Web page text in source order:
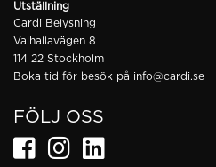
Utställning
Cardi Belysning
Valhallavägen 8
114 22 Stockholm
Boka tid för besök på info@cardi.se
FÖLJ OSS